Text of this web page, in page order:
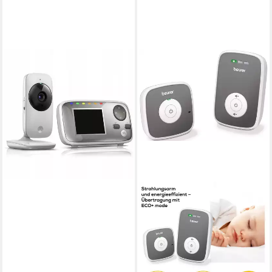
Video-Babyphone Motorola
Digitales Audio Babyphone
MBP482
lieferbar - in 3-4 Werktagen bei dir